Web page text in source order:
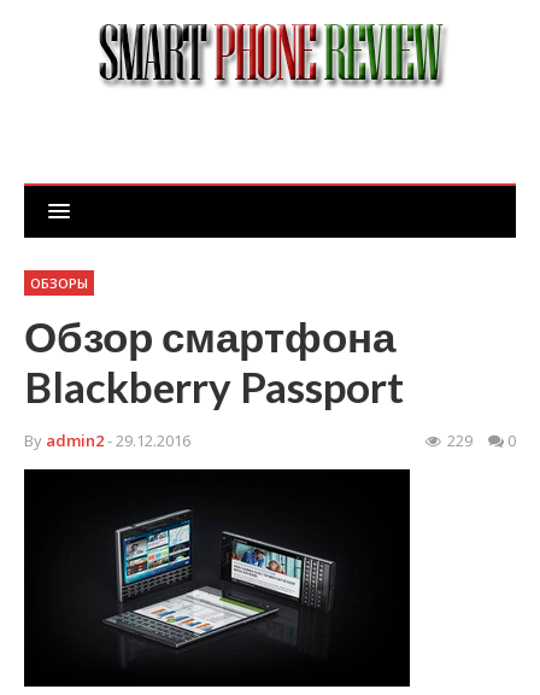
ОБЗОРЫ
Обзор смартфона
Blackberry Passport
By admin2- 29.12.2016 229 0